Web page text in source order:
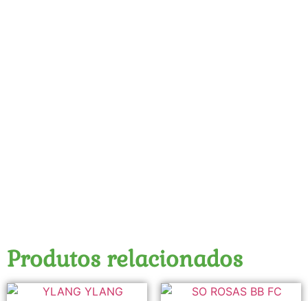
Produtos relacionados